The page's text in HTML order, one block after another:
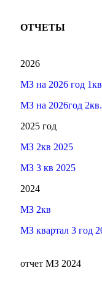
ОТЧЕТЫ
2026
МЗ на 2026 год
МЗ на 2026год 2кв.
2025 год
МЗ 2кв 2025
МЗ 3 кв 2025
2024
МЗ 2кв
МЗ квартал 3 год
отчет МЗ 2024